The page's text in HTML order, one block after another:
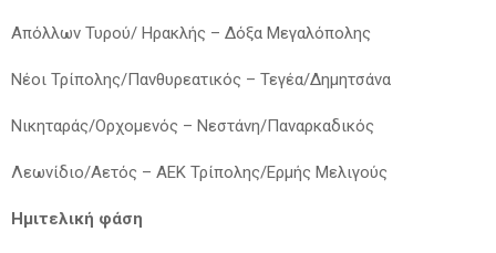
Απόλλων Τυρού/ Ηρακλής – Δόξα Μεγαλόπολης
Νέοι Τρίπολης/Πανθυρεατικός – Τεγέα/Δημητσάνα
Νικηταράς/Ορχομενός – Νεστάνη/Παναρκαδικός
Λεωνίδιο/Αετός – ΑΕΚ Τρίπολης/Ερμής Μελιγούς
Ημιτελική φάση